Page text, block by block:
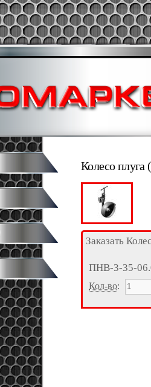
Колесо
Заказать
ПНВ-3-35-
Кол-во: